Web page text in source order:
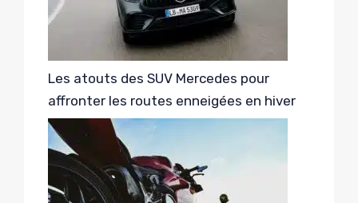
Les atouts des SUV Mercedes pour
affronter les routes enneigées en hiver